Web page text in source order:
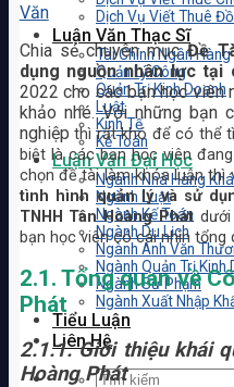
Dịch Vụ Viết Thuê
Luận Văn Thạc Sĩ
Tài Chính Ngân Hàng
Quản Lý Công
Quản Trị Kinh Doanh
Luật
Kinh Tế
Kế Toán
Luận Văn Đại Học
Ngành Nhà Hàng
Ngành Luật
Ngành Kế Toán
Ngành Du Lịch
Ngành Anh Văn
Ngành Quản Trị Kinh
Ngành Sư Phạm
Ngành Xuất Nhập
Tiểu Luận
Liên Hệ
Văn
Chia sẻ chuyên mụcĐề
dụng nguồn nhân lực tại
2022 cho các bạn học viên
khảo nhé. Với những bạn
nghiệp thì rất khó để có thể
biệt là các bạn học viên
chọn đề tài làm khóa luận thì
tình hình quản lý và sử
TNHH Tân Hoàng Phát
bạn học viên có cái nhìn tổng
2.1. Tổng quan về
Phát
2.1.1. Giới thiệu khái
Hoàng Phát